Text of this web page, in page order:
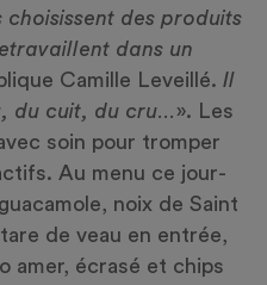
choisissent des produits
dans un
Camille Leveillé. Il
du cuit, du cru…». Les
soin pour tromper
Au menu ce jour-
noix de Saint
de veau en entrée,
amer, écrasé et chips